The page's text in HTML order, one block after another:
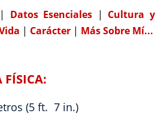
| Datos Esenciales | Cultura y
| Carácter | Más Sobre Mí...
FÍSICA:
(5 ft. 7 in.)